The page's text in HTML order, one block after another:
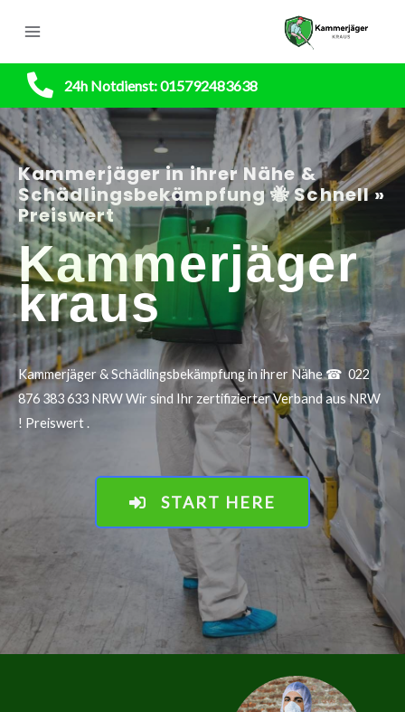
24h Notdienst: 015792483638
Kammerjäger in ihrer Nähe &
Schädlingsbekämpfung 🐝 Schnell »
Preiswert
Kammerjäger
kraus
Kammerjäger & Schädlingsbekämpfung in ihrer Nähe ☎ 022
876 383 633 NRW Wir sind Ihr zertifizierter Verband aus NRW
! Preiswert .
START HERE